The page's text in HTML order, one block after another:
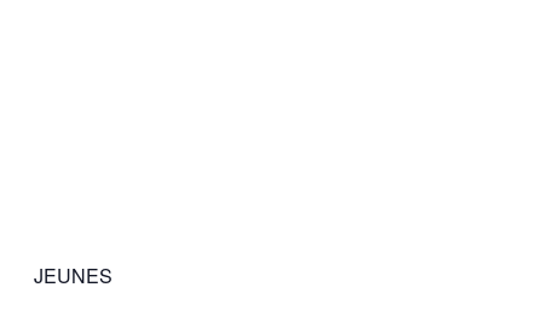
JEUNES